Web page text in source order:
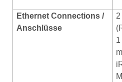
Ethernet Connections /
Anschlüsse